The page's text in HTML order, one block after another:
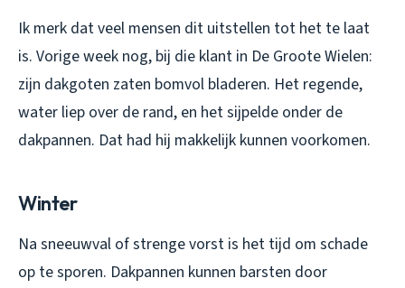
Ik merk dat veel mensen dit uitstellen tot het te laat
is. Vorige week nog, bij die klant in De Groote Wielen:
zijn dakgoten zaten bomvol bladeren. Het regende,
water liep over de rand, en het sijpelde onder de
dakpannen. Dat had hij makkelijk kunnen voorkomen.
Winter
Na sneeuwval of strenge vorst is het tijd om schade
op te sporen. Dakpannen kunnen barsten door